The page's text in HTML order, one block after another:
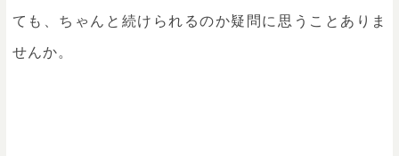
ても、ちゃんと続けられるのか疑問に思うことありま
せんか。